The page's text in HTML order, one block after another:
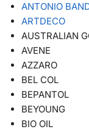
ANTONIO
ARTDECO
AUSTRALIAN
AVENE
AZZARO
BEL COL
BEPANTOL
BEYOUNG
BIO OIL